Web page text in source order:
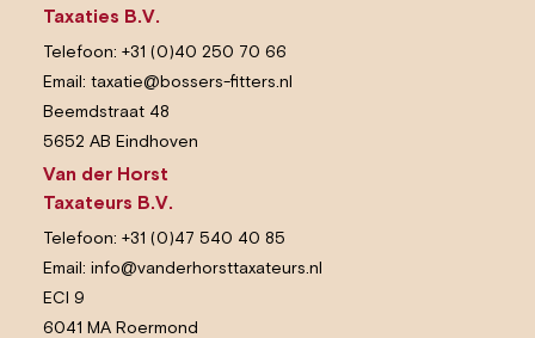
Taxaties B.V.
Telefoon: +31 (0)40 250 70 66
Email: taxatie@bossers-fitters.nl
Beemdstraat 48
5652 AB Eindhoven
Van der Horst
Taxateurs B.V.
Telefoon: +31 (0)47 540 40 85
Email: info@vanderhorsttaxateurs.nl
ECI 9
6041 MA Roermond